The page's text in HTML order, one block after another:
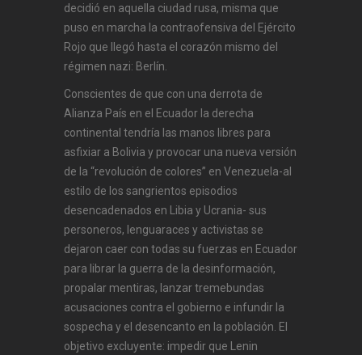
decidió en aquella ciudad rusa, misma que
puso en marcha la contraofensiva del Ejército
Rojo que llegó hasta el corazón mismo del
régimen nazi: Berlín.
Conscientes de que con una derrota de
Alianza País en el Ecuador la derecha
continental tendría las manos libres para
asfixiar a Bolivia y provocar una nueva versión
de la “revolución de colores” en Venezuela-al
estilo de los sangrientos episodios
desencadenados en Libia y Ucrania- sus
personeros, lenguaraces y activistas se
dejaron caer con todas su fuerzas en Ecuador
para librar la guerra de la desinformación,
propalar mentiras, lanzar tremebundas
acusaciones contra el gobierno e infundir la
sospecha y el desencanto en la población. El
objetivo excluyente: impedir que Lenin